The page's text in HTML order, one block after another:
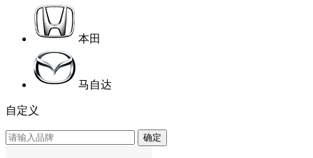
本田
马自达
自定义
确定